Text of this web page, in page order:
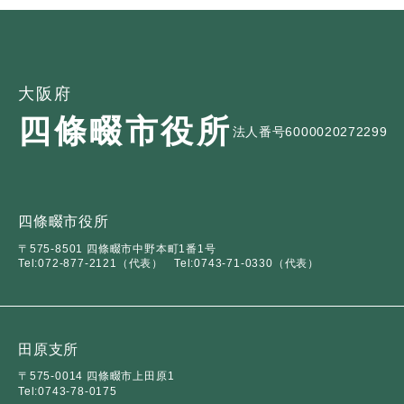
大阪府
四條畷市役所 法人番号6000020272299
四條畷市役所
〒575-8501 四條畷市中野本町1番1号
Tel:072-877-2121（代表）
Tel:0743-71-0330（代表）
田原支所
〒575-0014 四條畷市上田原1
Tel:0743-78-0175